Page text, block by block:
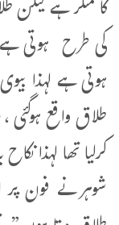
کا منکر ہے
کی طرح ہوتی ہے
ہوتی ہے لہذا
طلاق واقع
کرلیا تھا لہذا
شوہر نے فون پر